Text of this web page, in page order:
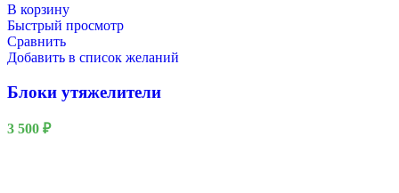
В корзину
Быстрый просмотр
Сравнить
Добавить в список желаний
Блоки утяжелители
3 500 ₽